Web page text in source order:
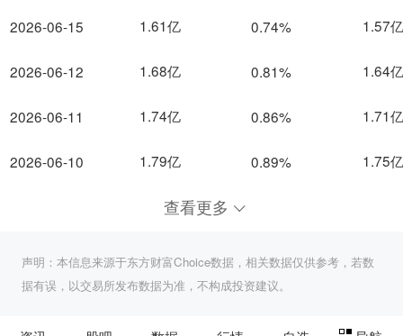
2026-06-15
2026-06-12
2026-06-11
2026-06-10
1.61亿 0.74% 1.57亿
1.68亿 0.81% 1.64亿
1.74亿 0.86% 1.71亿
1.79亿 0.89% 1.75亿
查看更多
声明：本信息来源于东方财富Choice数据，相关数据仅供参考，若数
据有误，以交易所发布数据为准，不构成投资建议。